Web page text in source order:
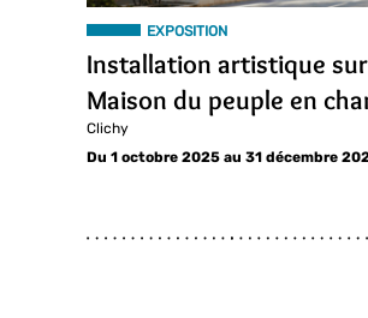
EXPOSITION
Installation artistique
Maison du peuple en
Clichy
Du 1 octobre 2025 au 31 décembre